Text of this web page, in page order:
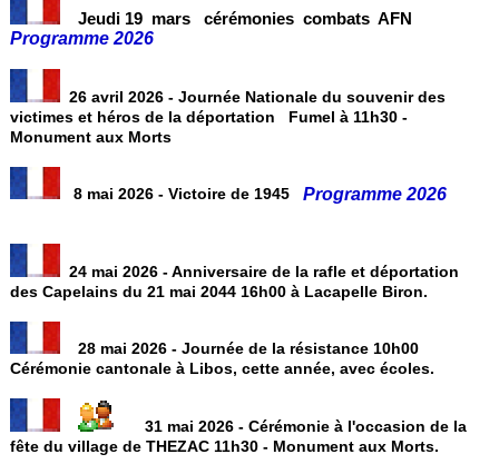
Jeudi 19 marscérémonies combats AFN
Programme 2026
26 avril 2026 - Journée Nationale du souvenir des
victimes et héros de la déportation Fumel à 11h30 -
Monument aux Morts
8 mai 2026 - Victoire de 1945Programme 2026
24 mai 2026 - Anniversaire de la rafle et déportation
des Capelains du 21 mai 2044 16h00 à Lacapelle Biron.
28 mai 2026 - Journée de la résistance 10h00
Cérémonie cantonale à Libos, cette année, avec écoles.
31 mai 2026 - Cérémonie à l'occasion de la
fête du village de THEZAC 11h30 - Monument aux Morts.